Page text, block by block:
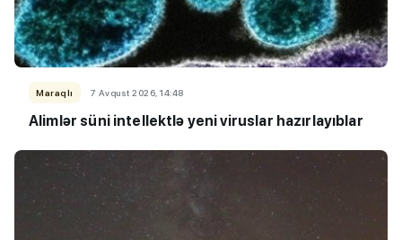
Maraqlı 7 Avqust 2026, 14:48
Alimlər süni intellektlə yeni viruslar hazırlayıblar